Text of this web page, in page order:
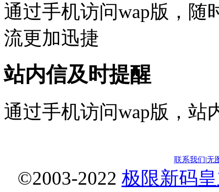
通过手机访问wap版，随
流更加迅捷
站内信及时提醒
通过手机访问wap版，站
联系我们|无
©2003-2022 极限新码